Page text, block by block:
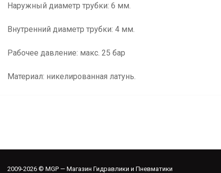
Наружный диаметр трубки: 6 мм.
Внутренний диаметр трубки: 4 мм.
Рабочее давление: макс. 25 бар
Материал: никелированная латунь.
2009-2026 © MGP — Магазин Гидравлики и Пневматики